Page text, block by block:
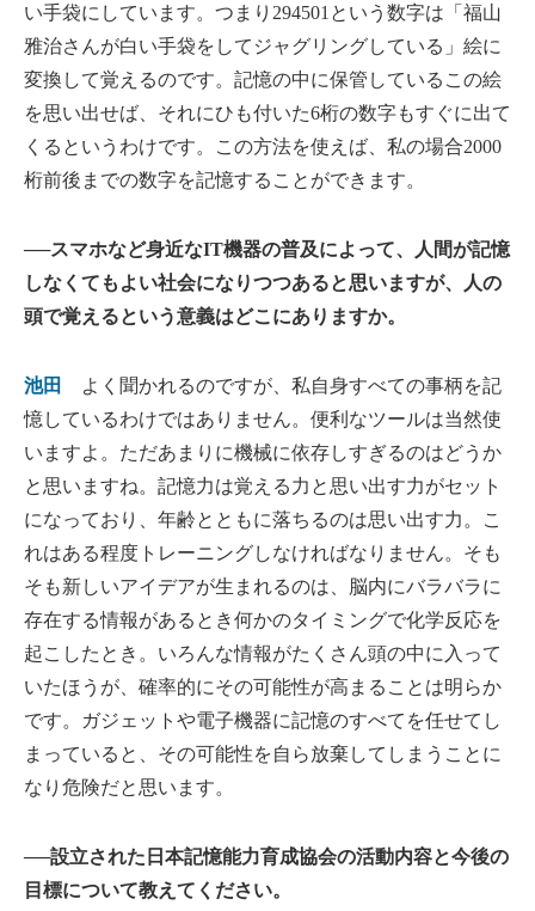
い手袋にしています。つまり294501という数字は「福山
雅治さんが白い手袋をしてジャグリングしている」絵に
変換して覚えるのです。記憶の中に保管しているこの絵
を思い出せば、それにひも付いた6桁の数字もすぐに出て
くるというわけです。この方法を使えば、私の場合2000
桁前後までの数字を記憶することができます。
──スマホなど身近なIT機器の普及によって、人間が記憶
しなくてもよい社会になりつつあると思いますが、人の
頭で覚えるという意義はどこにありますか。
池田
よく聞かれるのですが、私自身すべての事柄を記
憶しているわけではありません。便利なツールは当然使
いますよ。ただあまりに機械に依存しすぎるのはどうか
と思いますね。記憶力は覚える力と思い出す力がセット
になっており、年齢とともに落ちるのは思い出す力。こ
れはある程度トレーニングしなければなりません。そも
そも新しいアイデアが生まれるのは、脳内にバラバラに
存在する情報があるとき何かのタイミングで化学反応を
起こしたとき。いろんな情報がたくさん頭の中に入って
いたほうが、確率的にその可能性が高まることは明らか
です。ガジェットや電子機器に記憶のすべてを任せてし
まっていると、その可能性を自ら放棄してしまうことに
なり危険だと思います。
──設立された日本記憶能力育成協会の活動内容と今後の
目標について教えてください。